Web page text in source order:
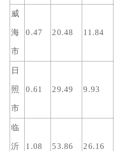
威
海
市
0.47 20.48 11.84
日
照
市
0.61 29.49 9.93
临
沂 1.08 53.86 26.16